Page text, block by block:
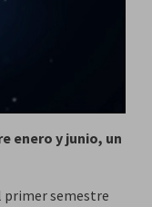
enero y junio, un
primer semestre